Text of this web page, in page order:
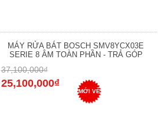
MÁY RỬA BÁT BOSCH SMV8YCX03E
SERIE 8 ÂM TOÀN PHẦN - TRẢ GÓP
37,100,000₫
25,100,000₫
MỚI VỀ